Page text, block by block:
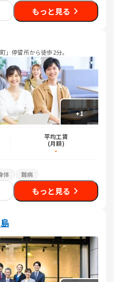
もっと見る
」停留所から徒歩2分。
+1
平均工賃
(月額)
-
体 難病
もっと見る